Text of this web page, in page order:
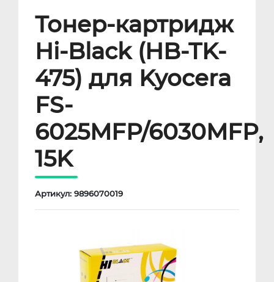
Тонер-картридж
Hi-Black (HB-TK-
475) для Kyocera
FS-
6025MFP/6030MFP,
15K
Артикул: 9896070019